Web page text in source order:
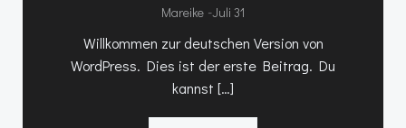
Mareike -Juli 31
Willkommen zur deutschen Version von
WordPress. Dies ist der erste Beitrag. Du
kannst […]